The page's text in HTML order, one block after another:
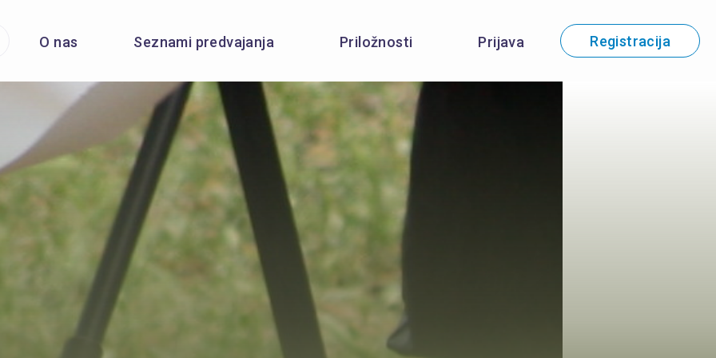
O nas Seznami predvajanja Priložnosti Prijava Registracija